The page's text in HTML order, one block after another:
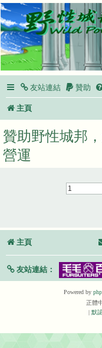
友站連結 贊助
主頁
贊助野性城邦
營運
主頁
友站連結：
Powered by
正體
| 默